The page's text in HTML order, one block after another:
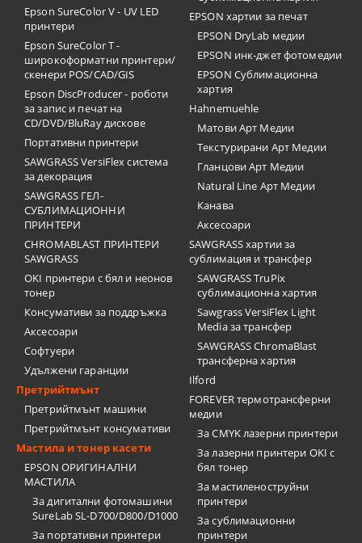
Epson SureColor V - UV LED
принтери
Epson SureColor T -
широкоформатни принтери/
скенери POS/CAD/GIS
Epson DiscProducer - роботи
за запис и печат на
CD/DVD/BluRay дискове
Портативни принтери
SAWGRASS VersiFlex система
за декорация
SAWGRASS ГЕЛ-
СУБЛИМАЦИОННИ
ПРИНТЕРИ
CHROMABLAST ПРИНТЕРИ
SAWGRASS
OKI принтери с бял и неонов
тонер
Консумативи за поддръжка
Аксесоари
Софтуери
Удължени гаранции
Претрийтмънт
Претрийтмънт машини
Претрийтмънт консумативи
Мастила и тонер касети
EPSON ОРИГИНАЛНИ
МАСТИЛА
За дигитални фотомашини
SureLab SL-D700/D800/D1000
За портативни принтери
EPSON хартии за печат
EPSON DryLab медии
EPSON инк-джет фотомедии
EPSON Сублимационна
хартия
Hahnemuehle
Матови Арт Медии
Текстурирани Арт Медии
Гланцови Арт Медии
Natural Line Арт Медии
Канава
Аксесоари
SAWGRASS хартии за
сублимация и трансфер
SAWGRASS TruPix
сублимационна хартия
Sawgrass VersiFlex Light
Media за трансфер
SAWGRASS ChromaBlast
трансферна хартия
Ilford
FOREVER термотрансферни
медии
За CMYK лазерни принтери
За лазерни принтери OKI с
бял тонер
За мастиленоструйни
принтери
За сублимационни
принтери